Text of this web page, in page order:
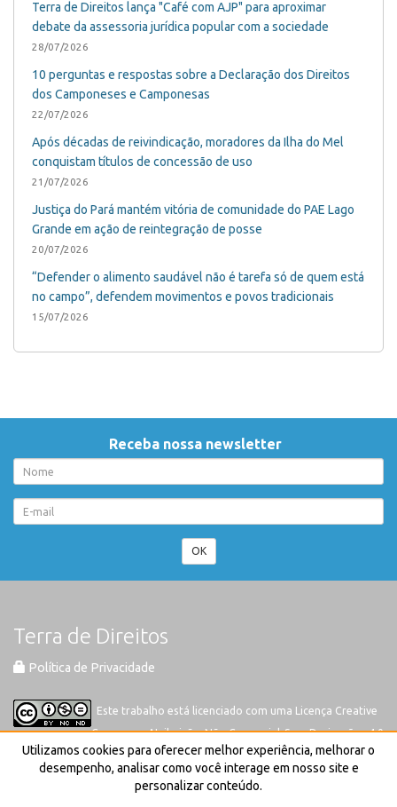
Terra de Direitos lança "Café com AJP" para aproximar
debate da assessoria jurídica popular com a sociedade
28/07/2026
10 perguntas e respostas sobre a Declaração dos Direitos
dos Camponeses e Camponesas
22/07/2026
Após décadas de reivindicação, moradores da Ilha do Mel
conquistam títulos de concessão de uso
21/07/2026
Justiça do Pará mantém vitória de comunidade do PAE Lago
Grande em ação de reintegração de posse
20/07/2026
“Defender o alimento saudável não é tarefa só de quem está
no campo”, defendem movimentos e povos tradicionais
15/07/2026
Receba nossa newsletter
OK
Terra de Direitos
Política de Privacidade
Este trabalho está licenciado com uma Licença Creative
Commons-Atribuição-Não Comercial-Sem Derivações 4.0
Internacional
Utilizamos cookies para oferecer melhor experiência, melhorar o
desempenho, analisar como você interage em nosso site e
personalizar conteúdo.